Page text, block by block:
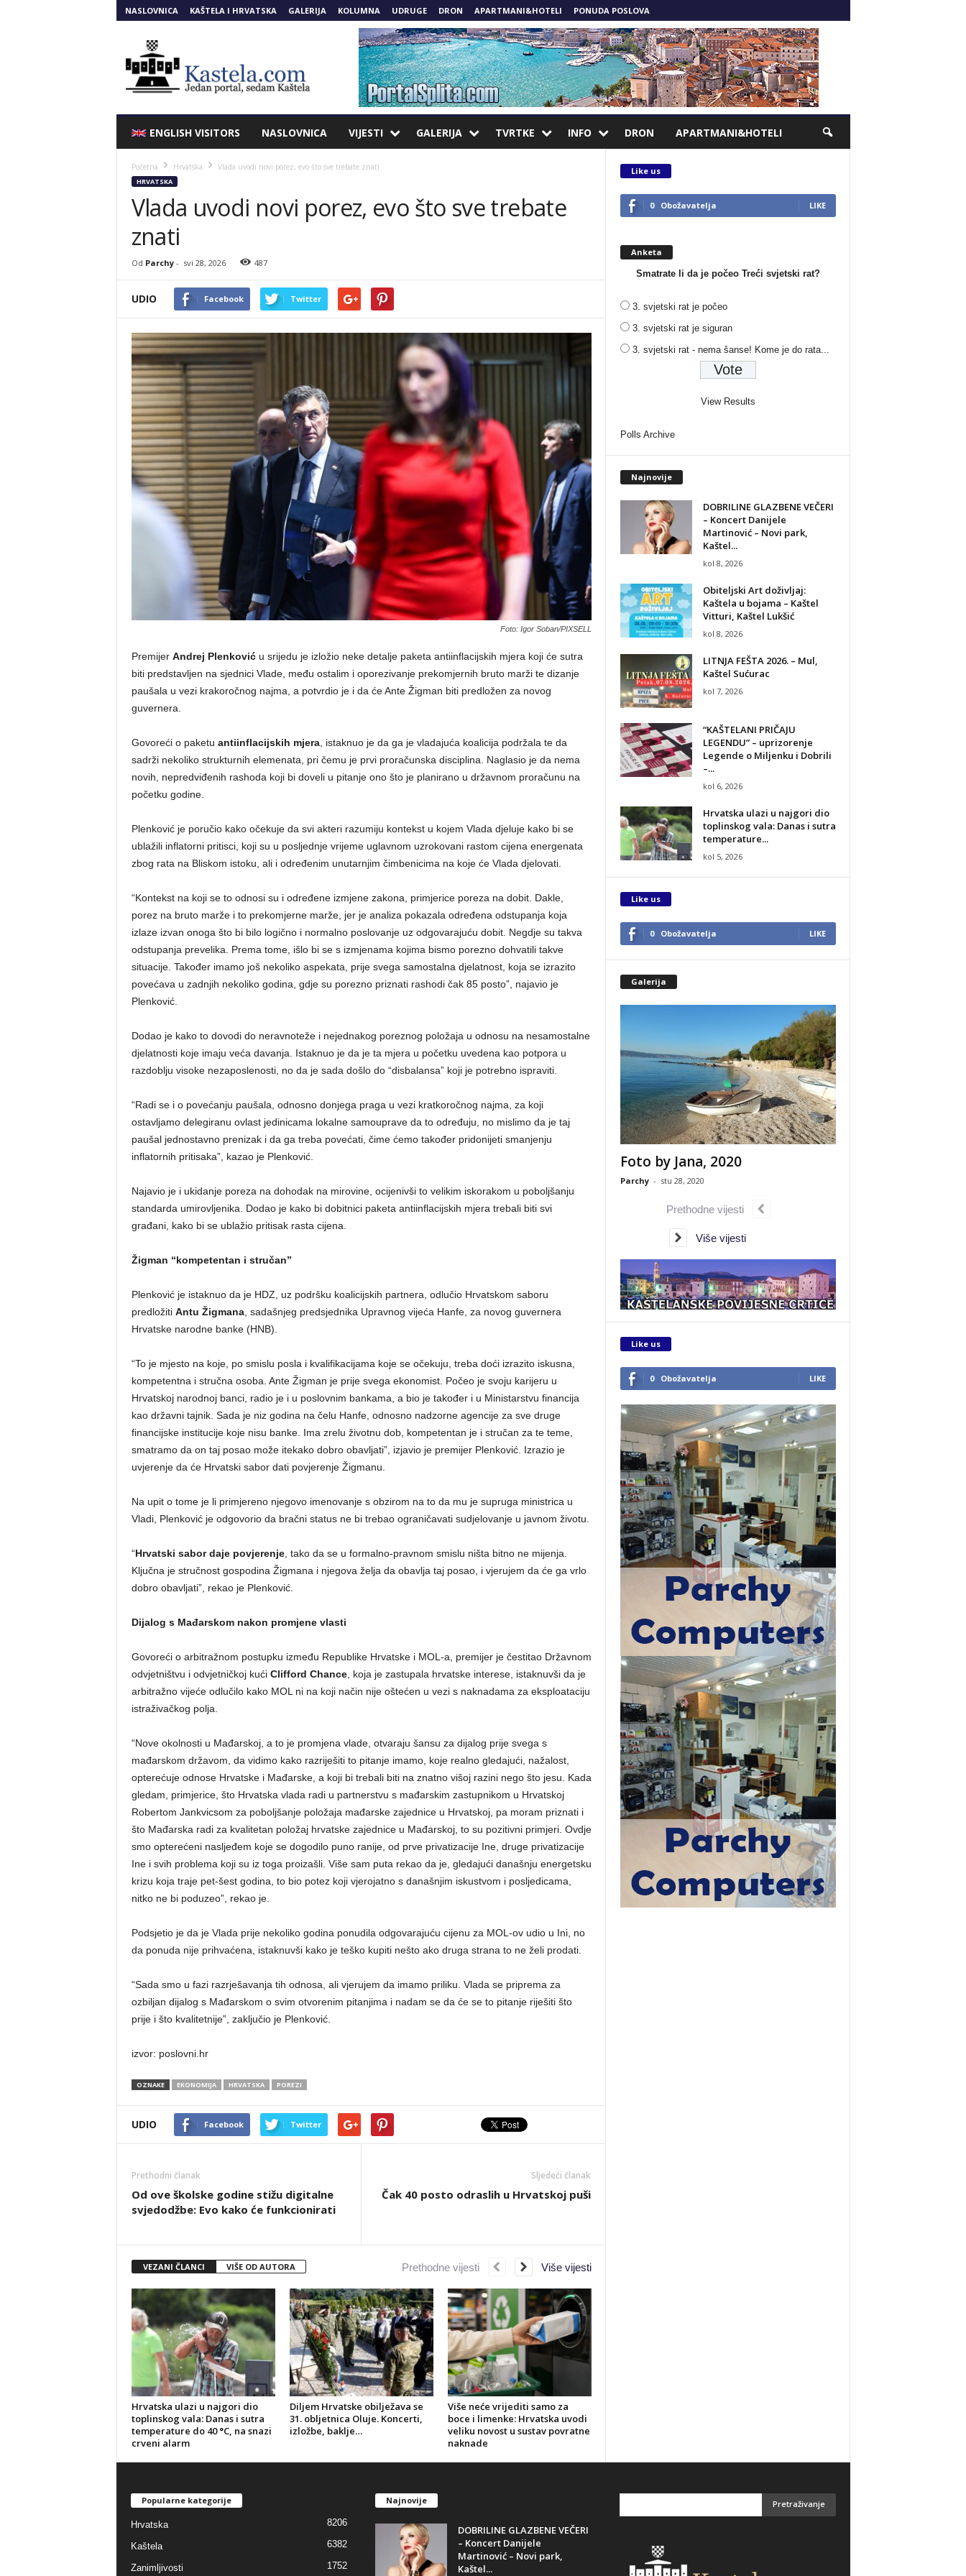
NASLOVNICA KAŠTELA I HRVATSKA GALERIJA KOLUMNA UDRUGE DRON APARTMANI&HOTELI PONUDA POSLOVA
ENGLISH VISITORS NASLOVNICA VIJESTI GALERIJA TVRTKE INFO DRON APARTMANI&HOTELI
Početna Hrvatska Vlada uvodi novi porez, evo što sve trebate znati
HRVATSKA
Vlada uvodi novi porez, evo što sve trebate
znati
Od Parchy- svi 28, 2026 487
UDIO Facebook Twitter
Foto: Igor Soban/PIXSELL
Premijer Andrej Plenkoviću srijedu je izložio neke detalje paketa antiinflacijskih mjera koji će sutra
biti predstavljen na sjednici Vlade, među ostalim i oporezivanje prekomjernih bruto marži te dizanje
paušala u vezi krakoročnog najma, a potvrdio je i da će Ante Žigman biti predložen za novog
guvernera.
Govoreći o paketu antiinflacijskih mjera, istaknuo je da ga je vladajuća koalicija podržala te da
sadrži nekoliko strukturnih elemenata, pri čemu je prvi proračunska disciplina. Naglasio je da nema
novih, nepredviđenih rashoda koji bi doveli u pitanje ono što je planirano u državnom proračunu na
početku godine.
Plenković je poručio kako očekuje da svi akteri razumiju kontekst u kojem Vlada djeluje kako bi se
ublažili inflatorni pritisci, koji su u posljednje vrijeme uglavnom uzrokovani rastom cijena energenata
zbog rata na Bliskom istoku, ali i određenim unutarnjim čimbenicima na koje će Vlada djelovati.
“Kontekst na koji se to odnosi su i određene izmjene zakona, primjerice poreza na dobit. Dakle,
porez na bruto marže i to prekomjerne marže, jer je analiza pokazala određena odstupanja koja
izlaze izvan onoga što bi bilo logično i normalno poslovanje uz odgovarajuću dobit. Negdje su takva
odstupanja prevelika. Prema tome, išlo bi se s izmjenama kojima bismo porezno dohvatili takve
situacije. Također imamo još nekoliko aspekata, prije svega samostalna djelatnost, koja se izrazito
povećava u zadnjih nekoliko godina, gdje su porezno priznati rashodi čak 85 posto”, najavio je
Plenković.
Dodao je kako to dovodi do neravnoteže i nejednakog poreznog položaja u odnosu na nesamostalne
djelatnosti koje imaju veća davanja. Istaknuo je da je ta mjera u početku uvedena kao potpora u
razdoblju visoke nezaposlenosti, no da je sada došlo do “disbalansa” koji je potrebno ispraviti.
“Radi se i o povećanju paušala, odnosno donjega praga u vezi kratkoročnog najma, za koji
ostavljamo delegiranu ovlast jedinicama lokalne samouprave da to određuju, no mislimo da je taj
paušal jednostavno prenizak i da ga treba povećati, čime ćemo također pridonijeti smanjenju
inflatornih pritisaka”, kazao je Plenković.
Najavio je i ukidanje poreza na dohodak na mirovine, ocijenivši to velikim iskorakom u poboljšanju
standarda umirovljenika. Dodao je kako bi dobitnici paketa antiinflacijskih mjera trebali biti svi
građani, kako bi se ublažio pritisak rasta cijena.
Žigman “kompetentan i stručan”
Plenković je istaknuo da je HDZ, uz podršku koalicijskih partnera, odlučio Hrvatskom saboru
predložiti Antu Žigmana, sadašnjeg predsjednika Upravnog vijeća Hanfe, za novog guvernera
Hrvatske narodne banke (HNB).
“To je mjesto na koje, po smislu posla i kvalifikacijama koje se očekuju, treba doći izrazito iskusna,
kompetentna i stručna osoba. Ante Žigman je prije svega ekonomist. Počeo je svoju karijeru u
Hrvatskoj narodnoj banci, radio je i u poslovnim bankama, a bio je također i u Ministarstvu financija
kao državni tajnik. Sada je niz godina na čelu Hanfe, odnosno nadzorne agencije za sve druge
financijske institucije koje nisu banke. Ima zrelu životnu dob, kompetentan je i stručan za te teme,
smatramo da on taj posao može itekako dobro obavljati”, izjavio je premijer Plenković. Izrazio je
uvjerenje da će Hrvatski sabor dati povjerenje Žigmanu.
Na upit o tome je li primjereno njegovo imenovanje s obzirom na to da mu je supruga ministrica u
Vladi, Plenković je odgovorio da bračni status ne bi trebao ograničavati sudjelovanje u javnom životu.
“Hrvatski sabor daje povjerenje, tako da se u formalno-pravnom smislu ništa bitno ne mijenja.
Ključna je stručnost gospodina Žigmana i njegova želja da obavlja taj posao, i vjerujem da će ga vrlo
dobro obavljati”, rekao je Plenković.
Dijalog s Mađarskom nakon promjene vlasti
Govoreći o arbitražnom postupku između Republike Hrvatske i MOL-a, premijer je čestitao Državnom
odvjetništvu i odvjetničkoj kući Clifford Chance, koja je zastupala hrvatske interese, istaknuvši da je
arbitražno vijeće odlučilo kako MOL ni na koji način nije oštećen u vezi s naknadama za eksploataciju
istraživačkog polja.
“Nove okolnosti u Mađarskoj, a to je promjena vlade, otvaraju šansu za dijalog prije svega s
mađarskom državom, da vidimo kako razriješiti to pitanje imamo, koje realno gledajući, nažalost,
opterećuje odnose Hrvatske i Mađarske, a koji bi trebali biti na znatno višoj razini nego što jesu. Kada
gledam, primjerice, što Hrvatska vlada radi u partnerstvu s mađarskim zastupnikom u Hrvatskoj
Robertom Jankvicsom za poboljšanje položaja mađarske zajednice u Hrvatskoj, pa moram priznati i
što Mađarska radi za kvalitetan položaj hrvatske zajednice u Mađarskoj, to su pozitivni primjeri. Ovdje
smo opterećeni nasljeđem koje se dogodilo puno ranije, od prve privatizacije Ine, druge privatizacije
Ine i svih problema koji su iz toga proizašli. Više sam puta rekao da je, gledajući današnju energetsku
krizu koja traje pet-šest godina, to bio potez koji vjerojatno s današnjim iskustvom i posljedicama,
nitko ne bi poduzeo”, rekao je.
Podsjetio je da je Vlada prije nekoliko godina ponudila odgovarajuću cijenu za MOL-ov udio u Ini, no
da ponuda nije prihvaćena, istaknuvši kako je teško kupiti nešto ako druga strana to ne želi prodati.
“Sada smo u fazi razrješavanja tih odnosa, ali vjerujem da imamo priliku. Vlada se priprema za
ozbiljan dijalog s Mađarskom o svim otvorenim pitanjima i nadam se da će se to pitanje riješiti što
prije i što kvalitetnije”, zaključio je Plenković.
izvor: poslovni.hr
OZNAKE EKONOMIJA HRVATSKA POREZI
UDIO Facebook Twitter
Prethodni članak
Od ove školske godine stižu digitalne
svjedodžbe: Evo kako će funkcionirati
Sljedeći članak
Čak 40 posto odraslih u Hrvatskoj puši
VEZANI ČLANCI VIŠE OD AUTORA
Hrvatska ulazi u najgori dio
toplinskog vala: Danas i sutra
temperature do 40 °C, na snazi
crveni alarm
Diljem Hrvatske obilježava se
31. obljetnica Oluje. Koncerti,
izložbe, baklje…
Više neće vrijediti samo za
boce i limenke: Hrvatska uvodi
veliku novost u sustav povratne
naknade
Prethodne vijesti Više vijesti
Like us
0 Obožavatelja LIKE
Anketa
Smatrate li da je počeo Treći svjetski rat?
3. svjetski rat je počeo
3. svjetski rat je siguran
3. svjetski rat - nema šanse! Kome je do rata...
View Results
Polls Archive
Najnovije
DOBRILINE GLAZBENE VEČERI
– Koncert Danijele
Martinović – Novi park,
Kaštel...
kol 8, 2026
Obiteljski Art doživljaj:
Kaštela u bojama – Kaštel
Vitturi, Kaštel Lukšić
kol 8, 2026
LITNJA FEŠTA 2026. – Mul,
Kaštel Sućurac
kol 7, 2026
“KAŠTELANI PRIČAJU
LEGENDU” – uprizorenje
Legende o Miljenku i Dobrili
–...
kol 6, 2026
Hrvatska ulazi u najgori dio
toplinskog vala: Danas i sutra
temperature...
kol 5, 2026
Like us
0 Obožavatelja LIKE
Galerija
Foto by Jana, 2020
Parchy - stu 28, 2020
Prethodne vijesti
Više vijesti
Like us
0 Obožavatelja LIKE
Popularne kategorije
Hrvatska 8206
Kaštela 6382
Zanimljivosti 1752
Najnovije
DOBRILINE GLAZBENE VEČERI
– Koncert Danijele
Martinović – Novi park,
Kaštel...